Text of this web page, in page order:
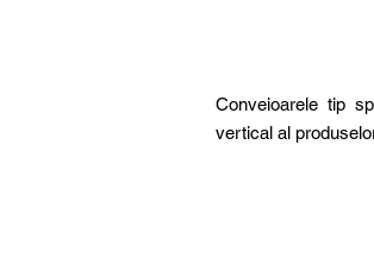
Conveioarele tip
vertical al